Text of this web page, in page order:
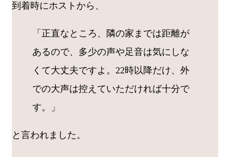
到着時にホストから、
「正直なところ、隣の家までは距離が
あるので、多少の声や足音は気にしな
くて大丈夫ですよ。22時以降だけ、外
での大声は控えていただければ十分で
す。」
と言われました。